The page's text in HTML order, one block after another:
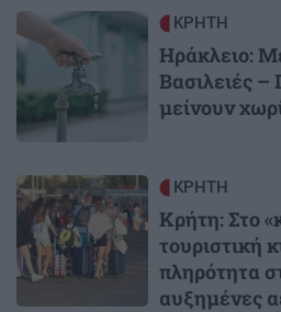
Image ΚΡΗΤΗ
Ηράκλειο:
Βασιλειές –
μείνουν
Image ΚΡΗΤΗ
Κρήτη: Στο
τουριστική
πληρότητα
αυξημένες